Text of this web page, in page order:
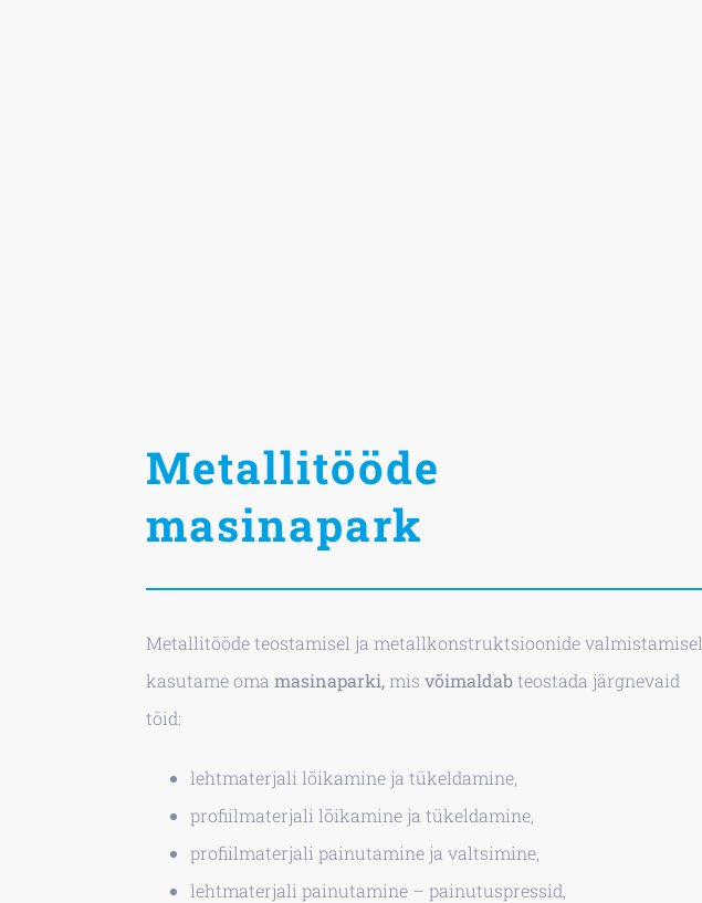
Metallitööde
masinapark
Metallitööde teostamisel ja metallkonstruktsioonide valmistamisel
kasutame oma masinaparki,mis võimaldabteostada järgnevaid
töid:
lehtmaterjali lõikamine ja tükeldamine,
profiilmaterjali lõikamine ja tükeldamine,
profiilmaterjali painutamine ja valtsimine,
lehtmaterjali painutamine – painutuspressid,